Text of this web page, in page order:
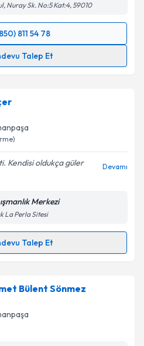
Nuray Sk. No:5 Kat:4, 59010
811 54 78
Talep Et
takvim hazırlandığında e-
kişisel verilerimin belirtilen
kabul ediyorum.
Talebini Gönder
Kendisi oldukça güler
Devamı
Merkezi
La Perla Sitesi
Talep Et
Talebi
randevu takvimi talebi
randevu almanız için bir
e-posta ile bilgilendireceğiz.
Bülent Sönmez